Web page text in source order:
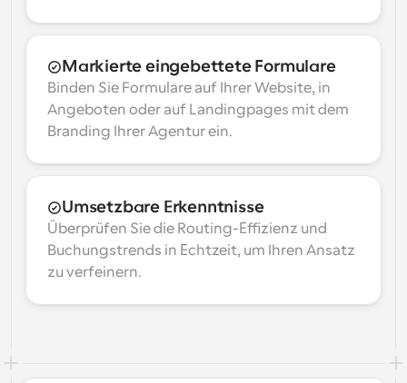
Markierte eingebettete Formulare
Binden Sie Formulare auf Ihrer Website, in
Angeboten oder auf Landingpages mit dem
Branding Ihrer Agentur ein.
Umsetzbare Erkenntnisse
Überprüfen Sie die Routing-Effizienz und
Buchungstrends in Echtzeit, um Ihren Ansatz
zu verfeinern.